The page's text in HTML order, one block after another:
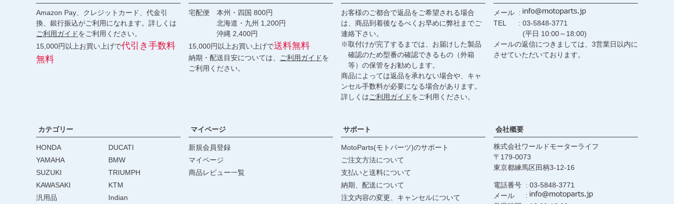
Amazon Pay、クレジットカード、代金引
換、銀行振込がご利用になれます。詳しくは
ご利用ガイドをご利用ください。
15,000円以上お買い上げで代引き手数料
無料
宅配便 本州・四国 800円
北海道・九州 1,200円
沖縄 2,400円
15,000円以上お買い上げで送料無料
納期・配送目安については、 ご利用ガイドを
ご利用ください。
お客様のご都合で返品をご希望される場合
は、商品到着後なるべくお早めに弊社までご
連絡下さい。
※取付けが完了するまでは、お届けした製品
確認のため型番の確認できるもの（外箱
等）の保管をお勧めします。
商品によっては返品を承れない場合や、キャ
ンセル手数料が必要になる場合があります。
詳しくはご利用ガイドをご利用ください。
メール
TEL
03-5848-3771
(平日 10:00～18:00)
メールの返信につきましては、3営業日以内に
させていただいております。
カテゴリー
HONDA
YAMAHA
SUZUKI
KAWASAKI
汎用品
DUCATI
BMW
TRIUMPH
KTM
Indian
マイページ
新規会員登録
マイページ
商品レビュー一覧
サポート
MotoParts(モトパーツ)のサポート
ご注文方法について
支払いと送料について
納期、配送について
注文内容の変更、キャンセルについて
会社概要
株式会社ワールドモーターライフ
179-0073
東京都練馬区田柄3-12-16
電話番号
03-5848-3771
メール